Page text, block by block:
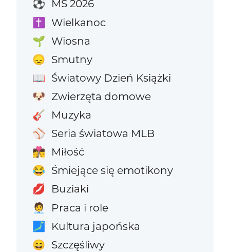
⚽ MŚ 2026
✝️ Wielkanoc
🌱 Wiosna
😞 Smutny
📖 Światowy Dzień Książki
🐶 Zwierzęta domowe
🎸 Muzyka
⚾ Seria światowa MLB
👩‍❤️‍💋‍👨 Miłość
😂 Śmiejące się emotikony
💋 Buziaki
🧑‍💼 Praca i role
🗾 Kultura japońska
😄 Szczęśliwy